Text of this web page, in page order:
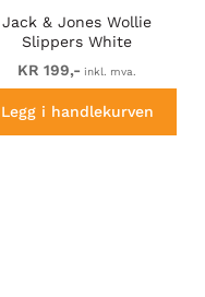
Jack & Jones Wollie
Slippers White
KR 199,- inkl. mva.
Legg i handlekurven